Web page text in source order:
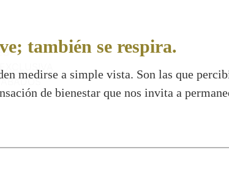
también se respira.
medirse a simple vista. Son las que
de bienestar que nos invita a